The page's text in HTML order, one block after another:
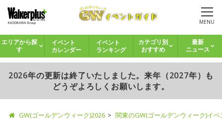
MENU
エリアから探
す
イベント
カレンダー
イベント
ランキング
カテゴリ別
おすすめ
最新
ニュース
2026年の更新は終了いたしました。来年（2027年）も
どうぞよろしくお願いします。
GW(ゴールデンウィーク)2026 関東のGW(ゴールデンウィーク)イ